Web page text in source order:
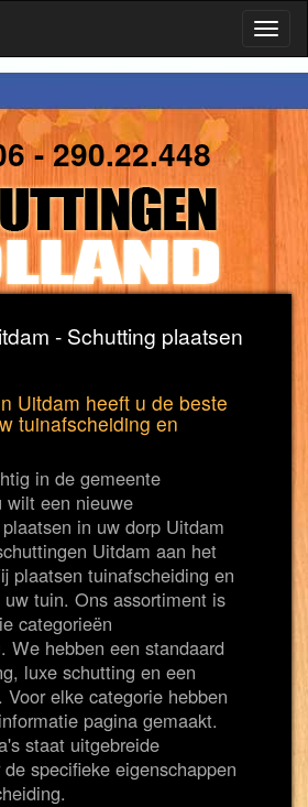
- 290.22.448
- Schutting plaatsen
Uitdam heeft u de beste
tuinafscheiding en
in de gemeente
wilt een nieuwe
in uw dorp Uitdam
Uitdam aan het
plaatsen tuinafscheiding en
uw tuin. Ons assortiment is
categorieën
We hebben een standaard
luxe schutting en een
Voor elke categorie hebben
pagina gemaakt.
staat uitgebreide
specifieke eigenschappen